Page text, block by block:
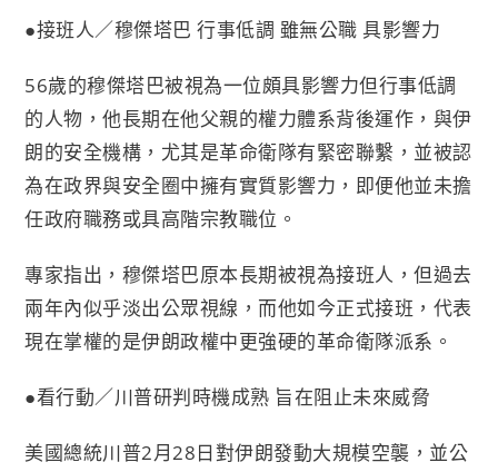
●接班人／穆傑塔巴 行事低調 雖無公職 具影響力
56歲的穆傑塔巴被視為一位頗具影響力但行事低調
的人物，他長期在他父親的權力體系背後運作，與伊
朗的安全機構，尤其是革命衛隊有緊密聯繫，並被認
為在政界與安全圈中擁有實質影響力，即便他並未擔
任政府職務或具高階宗教職位。
專家指出，穆傑塔巴原本長期被視為接班人，但過去
兩年內似乎淡出公眾視線，而他如今正式接班，代表
現在掌權的是伊朗政權中更強硬的革命衛隊派系。
●看行動／川普研判時機成熟 旨在阻止未來威脅
美國總統川普2月28日對伊朗發動大規模空襲，並公